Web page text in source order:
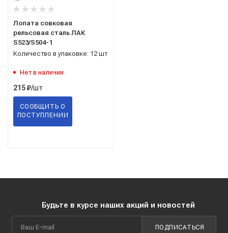
Лопата совковая
рельсовая сталь ЛАК
S523/S504-1
Количество в упаковке: 12 шт
Нет в наличии
215₽/шт
СООБЩИТЬ О
ПОСТУПЛЕНИИ
Будьте в курсе наших акций и новостей
ПОДПИСАТЬСЯ